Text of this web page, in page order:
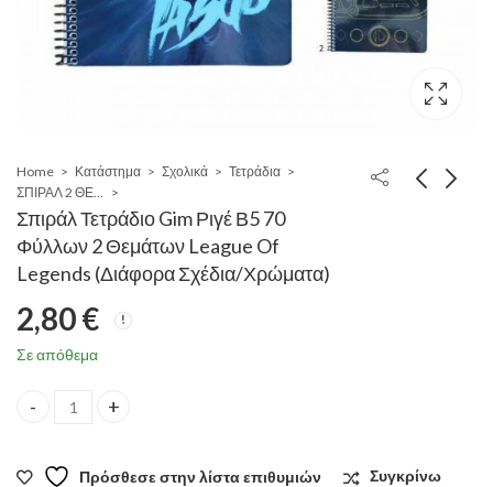
Home Κατάστημα Σχολικά
Τετράδια
ΣΠΙΡΑΛ 2 ΘΕΜΑΤΩΝ
Σπιράλ Τετράδιο Gim Ριγέ Β5 70
Φύλλων 2 Θεμάτων League Of
Legends (Διάφορα Σχέδια/Χρώματα)
2,80€
Σε απόθεμα
Σπιράλ Τετράδιο Gim Ριγέ Β5 70 Φύλλων 2 Θεμάτων League
Πρόσθεσε στην λίστα επιθυμιών Συγκρίνω